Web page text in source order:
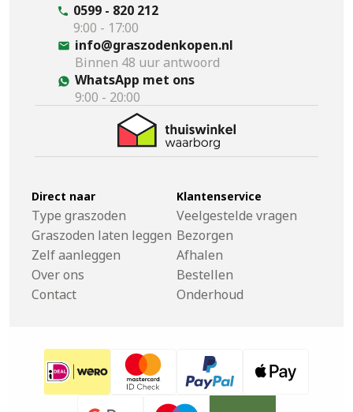
0599 - 820 212
9:00 - 17:00
info@graszodenkopen.nl
Binnen 48 uur antwoord
WhatsApp met ons
9:00 - 20:00
Direct naar
Type graszoden
Graszoden laten leggen
Zelf aanleggen
Over ons
Contact
Klantenservice
Veelgestelde vragen
Bezorgen
Afhalen
Bestellen
Onderhoud